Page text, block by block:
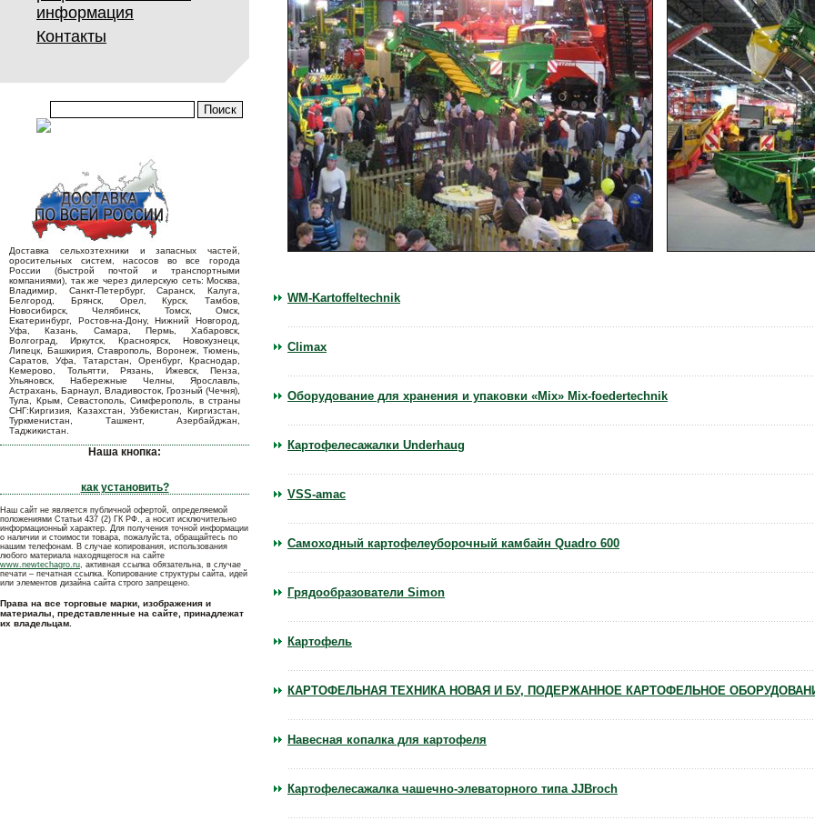
информация
Контакты
Доставка сельхозтехники и запасных частей,
оросительных систем, насосов во все города
России (быстрой почтой и транспортными
компаниями), так же через дилерскую сеть: Москва,
Владимир, Санкт-Петербург, Саранск, Калуга,
Белгород, Брянск, Орел, Курск, Тамбов,
Новосибирск, Челябинск, Томск, Омск,
Екатеринбург, Ростов-на-Дону, Нижний Новгород,
Уфа, Казань, Самара, Пермь, Хабаровск,
Волгоград, Иркутск, Красноярск, Новокузнецк,
Липецк, Башкирия, Ставрополь, Воронеж, Тюмень,
Саратов, Уфа, Татарстан, Оренбург, Краснодар,
Кемерово, Тольятти, Рязань, Ижевск, Пенза,
Ульяновск, Набережные Челны, Ярославль,
Астрахань, Барнаул, Владивосток, Грозный (Чечня),
Тула, Крым, Севастополь, Симферополь, в страны
СНГ:Киргизия, Казахстан, Узбекистан, Киргизстан,
Туркменистан, Ташкент, Азербайджан,
Таджикистан.
Наша кнопка:
как установить?
Наш сайт не является публичной офертой, определяемой
положениями Статьи 437 (2) ГК РФ., а носит исключительно
информационный характер. Для получения точной информации
о наличии и стоимости товара, пожалуйста, обращайтесь по
нашим телефонам. В случае копирования, использования
любого материала находящегося на сайте
www.newtechagro.ru, активная ссылка обязательна, в случае
печати – печатная ссылка. Копирование структуры сайта, идей
или элементов дизайна сайта строго запрещено.
Права на все торговые марки, изображения и
материалы, представленные на сайте, принадлежат
их владельцам.
WM-Kartoffeltechnik
Climax
Оборудование для хранения и упаковки «Mix» Mix-foedertechnik
Картофелесажалки Underhaug
VSS-amac
Самоходный картофелеуборочный камбайн Quadro 600
Грядообразователи Simon
Картофель
КАРТОФЕЛЬНАЯ ТЕХНИКА НОВАЯ И БУ, ПОДЕРЖАННОЕ КАРТОФЕЛЬНОЕ
Навесная копалка для картофеля
Картофелесажалка чашечно-элеваторного типа JJBroch